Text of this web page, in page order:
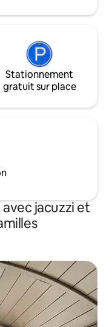
touristiques à
Stationnement
gratuit sur place
jacuzzi et